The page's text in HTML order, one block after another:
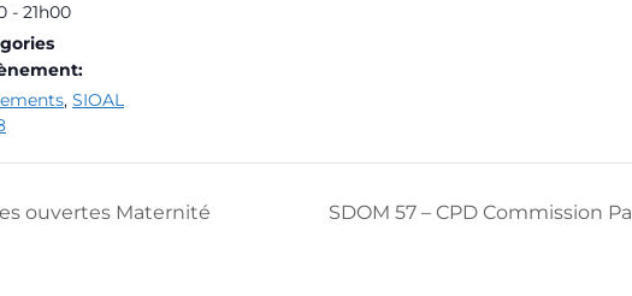
- 21h00
, SIOAL
ouvertes Maternité SDOM 57 – CPD Commission